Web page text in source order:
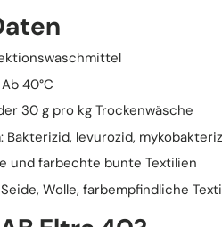
40°C
30 g pro kg Trockenwäsche
levurozid,
und farbechte bunte Textilien
Wolle, farbempfindliche